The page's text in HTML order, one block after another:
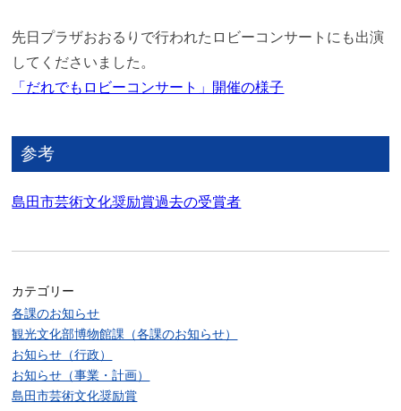
先日プラザおおるりで行われたロビーコンサートにも出演
してくださいました。
「だれでもロビーコンサート」開催の様子
参考
島田市芸術文化奨励賞過去の受賞者
カテゴリー
各課のお知らせ
観光文化部博物館課（各課のお知らせ）
お知らせ（行政）
お知らせ（事業・計画）
島田市芸術文化奨励賞